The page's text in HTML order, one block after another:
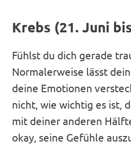
Krebs (21. Juni
Fühlst du dich gerade
Normalerweise lässt
deine Emotionen
nicht, wie wichtig es ist,
mit deiner anderen
okay, seine Gefühle